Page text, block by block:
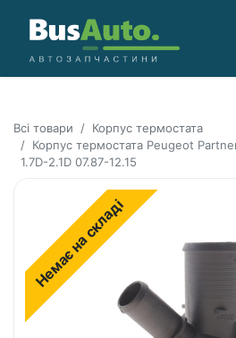
Всі товари
Корпус термостата
Корпус термостата Peugeot
1.7D-2.1D 07.87-12.15
Немає на складі